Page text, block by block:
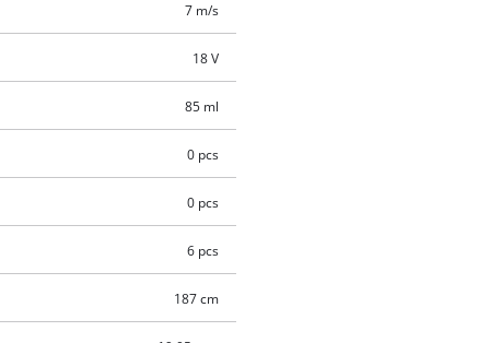
7 m/s
18 V
85 ml
0 pcs
0 pcs
6 pcs
187 cm